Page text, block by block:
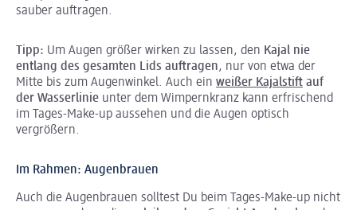
sauber auftragen.
Tipp: Um Augen größer wirken zu lassen, den Kajal nie
entlang des gesamten Lids auftragen, nur von etwa der
Mitte bis zum Augenwinkel. Auch ein weißer Kajalstift auf
der Wasserlinie unter dem Wimpernkranz kann erfrischend
im Tages-Make-up aussehen und die Augen optisch
vergrößern.
Im Rahmen: Augenbrauen
Auch die Augenbrauen solltest Du beim Tages-Make-up nicht